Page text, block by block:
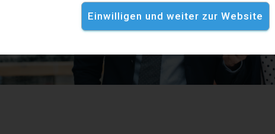
Einwilligen und weiter zur Website